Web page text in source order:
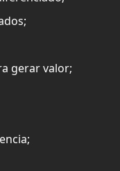
gerar valor;